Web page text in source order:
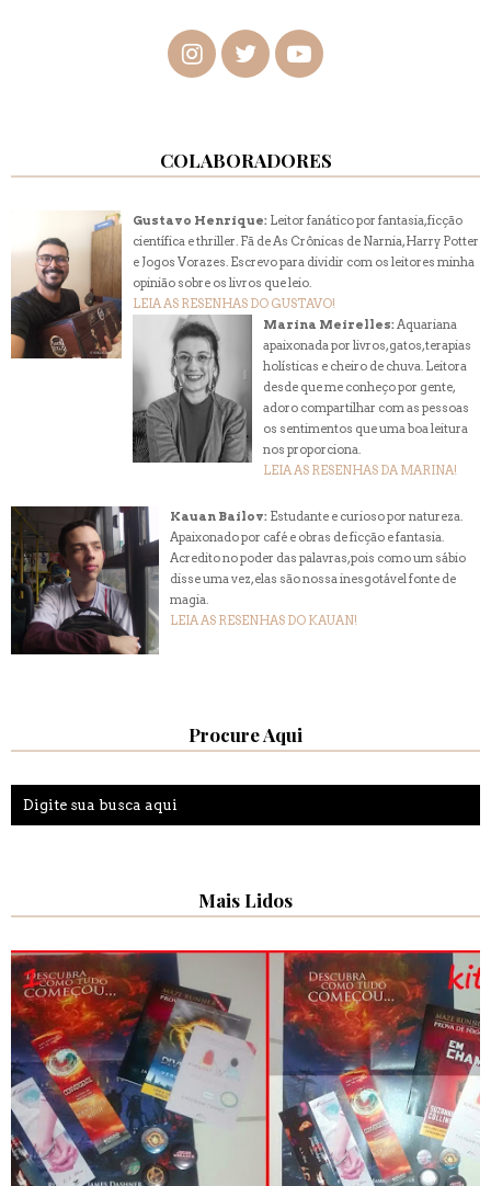
COLABORADORES
Gustavo Henrique: Leitor fanático por fantasia, ficção
científica e thriller. Fã de As Crônicas de Narnia, Harry Potter
e Jogos Vorazes. Escrevo para dividir com os leitores minha
opinião sobre os livros que leio.
LEIA AS RESENHAS DO GUSTAVO!
Marina Meirelles: Aquariana
apaixonada por livros, gatos, terapias
holísticas e cheiro de chuva. Leitora
desde que me conheço por gente,
adoro compartilhar com as pessoas
os sentimentos que uma boa leitura
nos proporciona.
LEIA AS RESENHAS DA MARINA!
Kauan Bailov: Estudante e curioso por natureza.
Apaixonado por café e obras de ficção e fantasia.
Acredito no poder das palavras, pois como um sábio
disse uma vez, elas são nossa inesgotável fonte de
magia.
LEIA AS RESENHAS DO KAUAN!
Procure Aqui
Mais Lidos